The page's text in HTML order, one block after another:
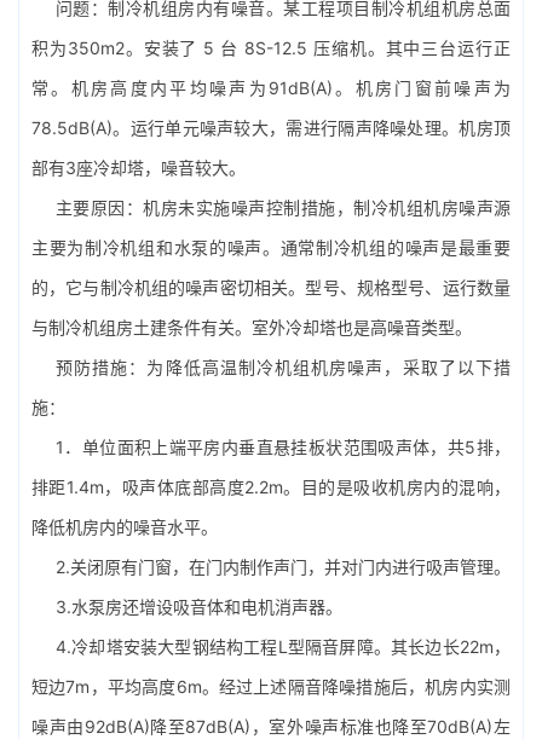
问题：制冷机组房内有噪音。某工程项目制冷机组机房总面
积为350m2。安装了 5 台 8S-12.5 压缩机。其中三台运行正
常。机房高度内平均噪声为91dB(A)。机房门窗前噪声为
78.5dB(A)。运行单元噪声较大，需进行隔声降噪处理。机房顶
部有3座冷却塔，噪音较大。
主要原因：机房未实施噪声控制措施，制冷机组机房噪声源
主要为制冷机组和水泵的噪声。通常制冷机组的噪声是最重要
的，它与制冷机组的噪声密切相关。型号、规格型号、运行数量
与制冷机组房土建条件有关。室外冷却塔也是高噪音类型。
预防措施：为降低高温制冷机组机房噪声，采取了以下措
施：
1．单位面积上端平房内垂直悬挂板状范围吸声体，共5排，
排距1.4m，吸声体底部高度2.2m。目的是吸收机房内的混响，
降低机房内的噪音水平。
2.关闭原有门窗，在门内制作声门，并对门内进行吸声管理。
3.水泵房还增设吸音体和电机消声器。
4.冷却塔安装大型钢结构工程L型隔音屏障。其长边长22m，
短边7m，平均高度6m。经过上述隔音降噪措施后，机房内实测
噪声由92dB(A)降至87dB(A)，室外噪声标准也降至70dB(A)左